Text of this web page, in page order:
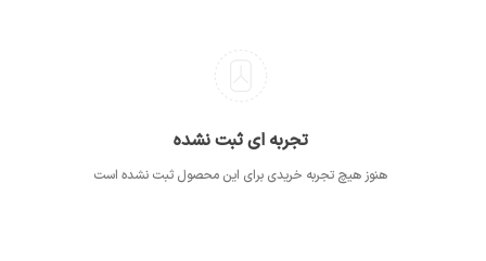
تجربه ای ثبت نشده
هنوز هیچ تجربه خریدی برای این محصول ثبت نشده است